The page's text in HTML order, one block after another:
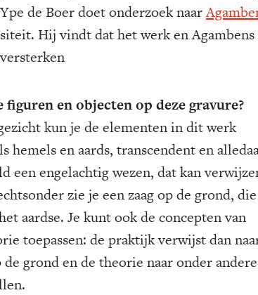
de Boer doet onderzoek naar
Hij vindt dat het werk en Agambens
en objecten op deze gravure?
kun je de elementen in dit werk
hemels en aards, transcendent en
een engelachtig wezen, dat kan
zie je een zaag op de grond,
aardse. Je kunt ook de concepten van
toepassen: de praktijk verwijst dan
de grond en de theorie naar onder